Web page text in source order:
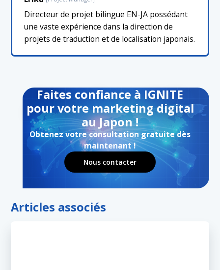
Directeur de projet bilingue EN-JA possédant
une vaste expérience dans la direction de
projets de traduction et de localisation japonais.
Faites confiance à IGNITE
pour votre marketing digital
au Japon !
Obtenez votre consultation gratuite dès
maintenant !
Nous contacter
Articles associés